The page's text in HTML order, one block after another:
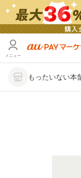
メニュー
もったいない本